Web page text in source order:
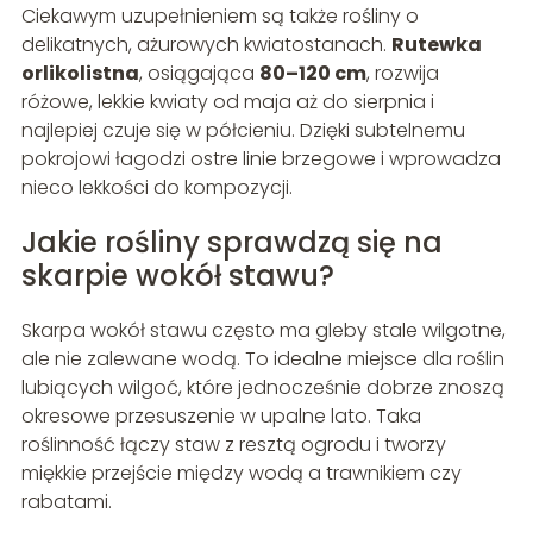
Ciekawym uzupełnieniem są także rośliny o
delikatnych, ażurowych kwiatostanach. Rutewka
orlikolistna, osiągająca 80–120 cm, rozwija
różowe, lekkie kwiaty od maja aż do sierpnia i
najlepiej czuje się w półcieniu. Dzięki subtelnemu
pokrojowi łagodzi ostre linie brzegowe i wprowadza
nieco lekkości do kompozycji.
Jakie rośliny sprawdzą się na
skarpie wokół stawu?
Skarpa wokół stawu często ma gleby stale wilgotne,
ale nie zalewane wodą. To idealne miejsce dla roślin
lubiących wilgoć, które jednocześnie dobrze znoszą
okresowe przesuszenie w upalne lato. Taka
roślinność łączy staw z resztą ogrodu i tworzy
miękkie przejście między wodą a trawnikiem czy
rabatami.